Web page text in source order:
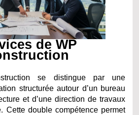
de WP
se distingue par une
structurée autour d’un bureau
et d’une direction de travaux
Cette double compétence permet